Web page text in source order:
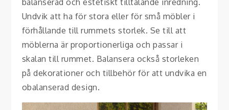
balanserad och estetiskt tilltalande inredning.
Undvik att ha för stora eller för små möbler i
förhållande till rummets storlek. Se till att
möblerna är proportionerliga och passar i
skalan till rummet. Balansera också storleken
på dekorationer och tillbehör för att undvika en
obalanserad design.